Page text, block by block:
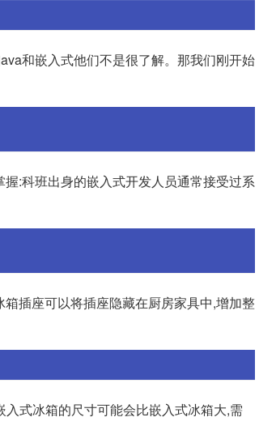
和嵌入式他们不是很了解。那我们刚开始
:科班出身的嵌入式开发人员通常接受过系
插座可以将插座隐藏在厨房家具中,增加整
式冰箱的尺寸可能会比嵌入式冰箱大,需